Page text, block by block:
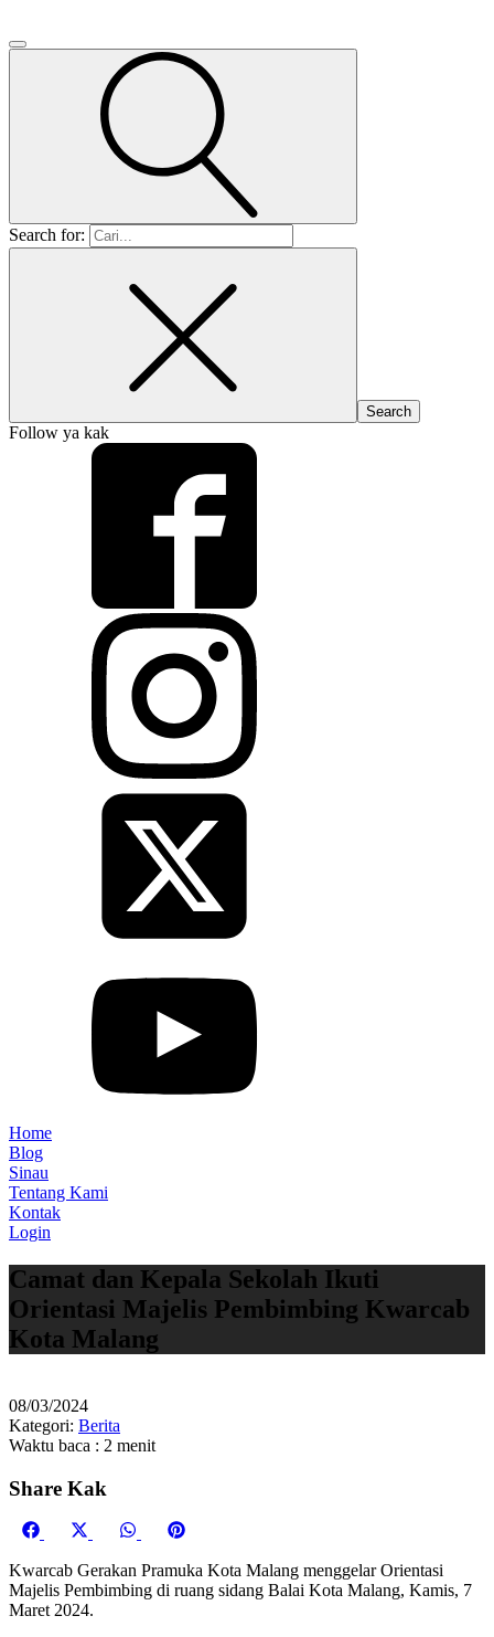
Search for:
Follow ya kak
Home
Blog
Sinau
Tentang Kami
Kontak
Login
Camat dan Kepala Sekolah Ikuti
Orientasi Majelis Pembimbing Kwarcab
Kota Malang
08/03/2024
Kategori: Berita
Waktu baca : 2 menit
Share Kak
Share
Facebook
Share
X
(Twitter)
Share
WhatsApp
Pinterest
Kwarcab Gerakan Pramuka Kota Malang menggelar Orientasi
Majelis Pembimbing di ruang sidang Balai Kota Malang, Kamis, 7
Maret 2024.